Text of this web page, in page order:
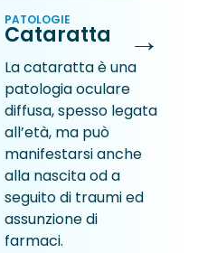
PATOLOGIE
Cataratta →
La cataratta è una
patologia oculare
diffusa, spesso legata
all’età, ma può
manifestarsi anche
alla nascita od a
seguito di traumi ed
assunzione di
farmaci.